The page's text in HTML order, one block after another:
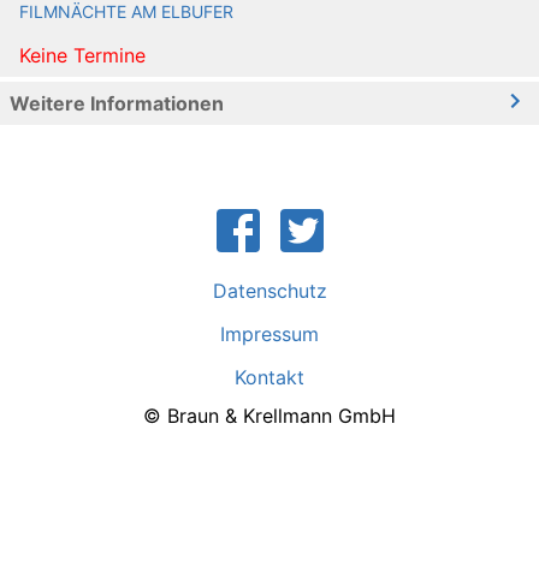
FILMNÄCHTE AM ELBUFER
Keine Termine
Weitere Informationen
Datenschutz
Impressum
Kontakt
© Braun & Krellmann GmbH